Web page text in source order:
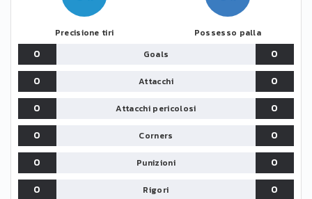
Precisione tiri Possesso palla
0 Goals
0
0
Attacchi
0
0
Attacchi pericolosi
0
0
Corners
0
0
Punizioni
0
0
Rigori 0